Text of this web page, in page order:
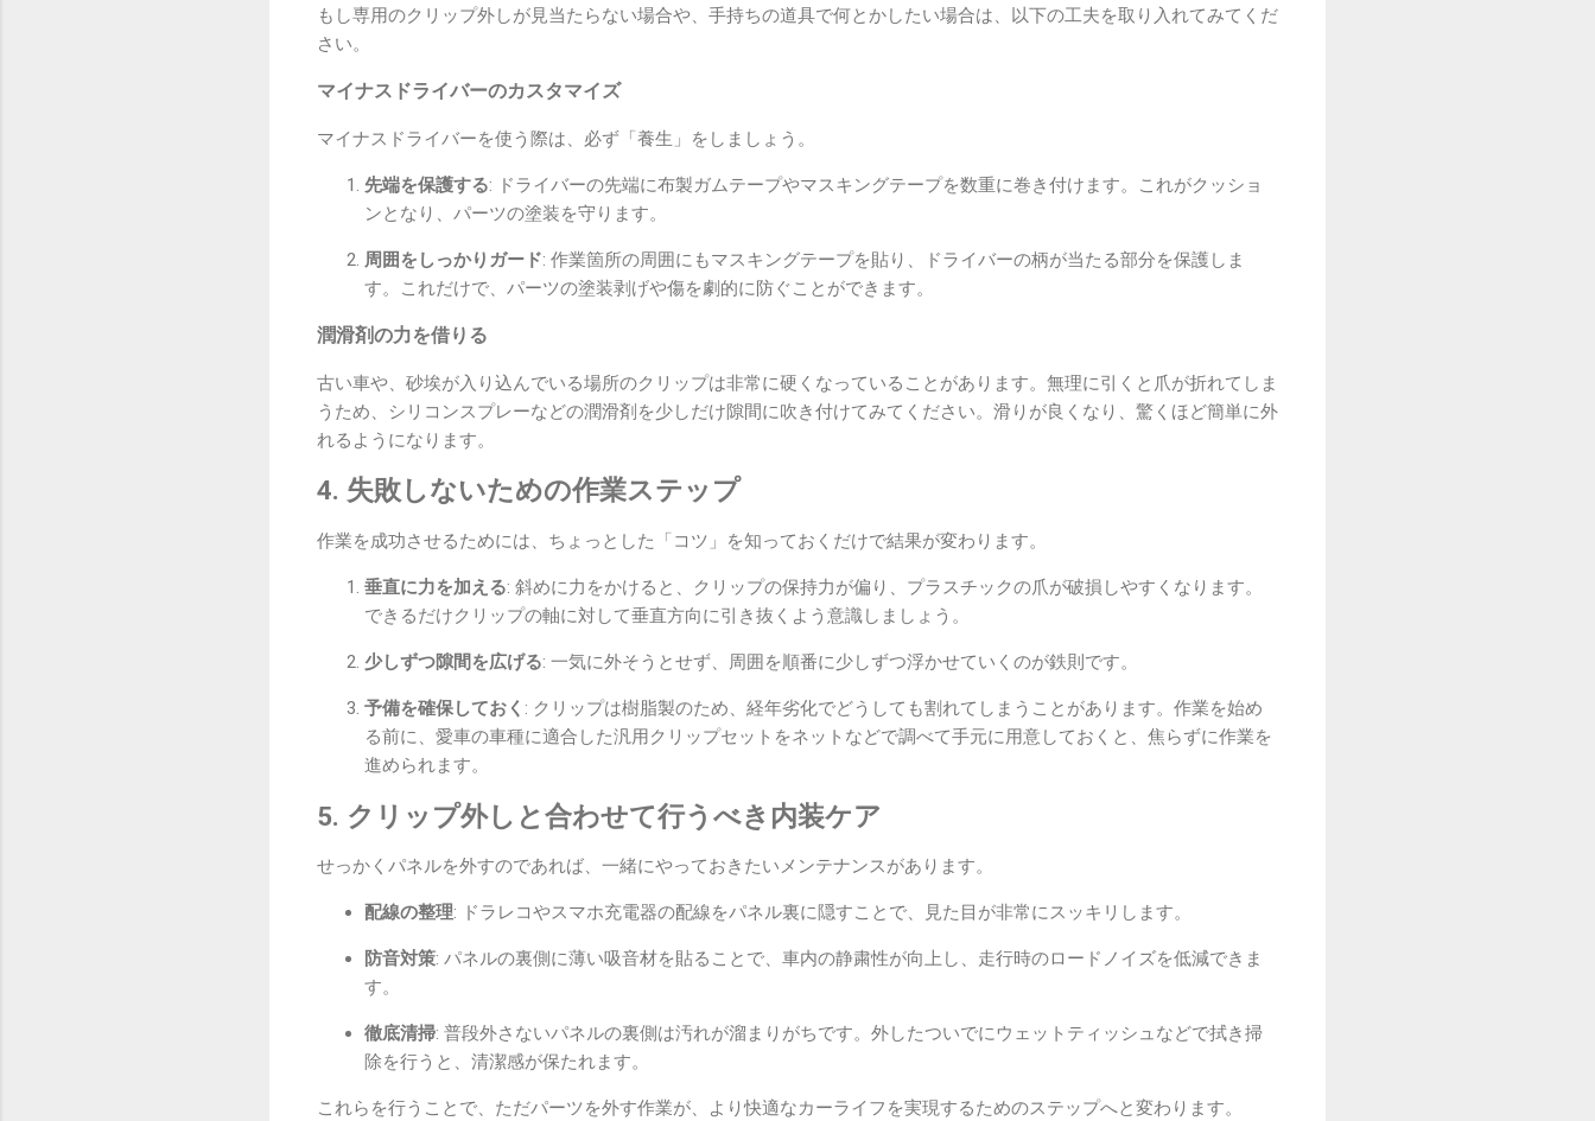
もし専用のクリップ外しが見当たらない場合や、手持ちの道具で何とかしたい場合は、以下の工夫を取り入れてみてくだ
さい。
マイナスドライバーのカスタマイズ
マイナスドライバーを使う際は、必ず「養生」をしましょう。
先端を保護する: ドライバーの先端に布製ガムテープやマスキングテープを数重に巻き付けます。これがクッショ
ンとなり、パーツの塗装を守ります。
周囲をしっかりガード: 作業箇所の周囲にもマスキングテープを貼り、ドライバーの柄が当たる部分を保護しま
す。これだけで、パーツの塗装剥げや傷を劇的に防ぐことができます。
潤滑剤の力を借りる
古い車や、砂埃が入り込んでいる場所のクリップは非常に硬くなっていることがあります。無理に引くと爪が折れてしま
うため、シリコンスプレーなどの潤滑剤を少しだけ隙間に吹き付けてみてください。滑りが良くなり、驚くほど簡単に外
れるようになります。
4. 失敗しないための作業ステップ
作業を成功させるためには、ちょっとした「コツ」を知っておくだけで結果が変わります。
垂直に力を加える: 斜めに力をかけると、クリップの保持力が偏り、プラスチックの爪が破損しやすくなります。
できるだけクリップの軸に対して垂直方向に引き抜くよう意識しましょう。
少しずつ隙間を広げる: 一気に外そうとせず、周囲を順番に少しずつ浮かせていくのが鉄則です。
予備を確保しておく : クリップは樹脂製のため、経年劣化でどうしても割れてしまうことがあります。作業を始め
る前に、愛車の車種に適合した汎用クリップセットをネットなどで調べて手元に用意しておくと、焦らずに作業を
進められます。
5. クリップ外しと合わせて行うべき内装ケア
せっかくパネルを外すのであれば、一緒にやっておきたいメンテナンスがあります。
配線の整理: ドラレコやスマホ充電器の配線をパネル裏に隠すことで、見た目が非常にスッキリします。
防音対策: パネルの裏側に薄い吸音材を貼ることで、車内の静粛性が向上し、走行時のロードノイズを低減できま
す。
徹底清掃: 普段外さないパネルの裏側は汚れが溜まりがちです。外したついでにウェットティッシュなどで拭き掃
除を行うと、清潔感が保たれます。
これらを行うことで、ただパーツを外す作業が、より快適なカーライフを実現するためのステップへと変わります。